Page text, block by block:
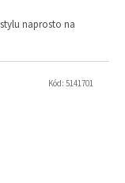
naprosto na
Kód: 5141701